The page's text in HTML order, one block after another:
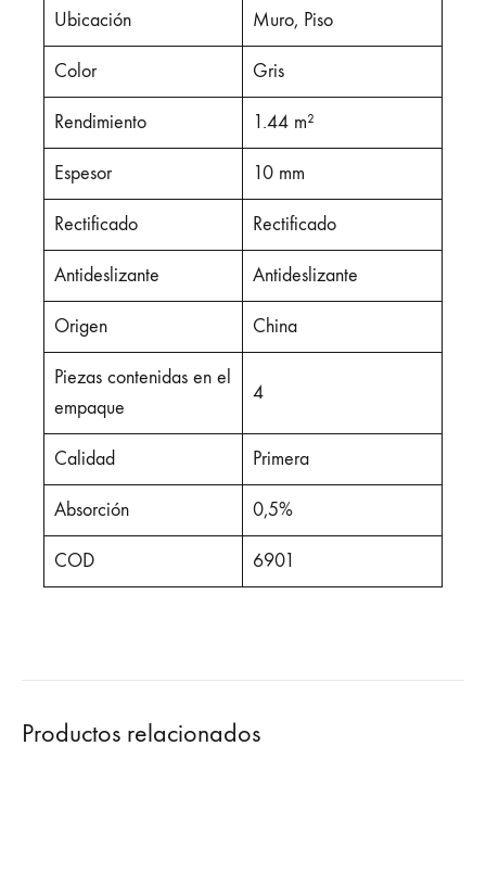
Ubicación Muro, Piso
Color Gris
Rendimiento 1.44 m²
Espesor 10 mm
Rectificado Rectificado
Antideslizante Antideslizante
Origen China
Piezas contenidas en el
empaque
4
Calidad Primera
Absorción 0,5%
COD 6901
Productos relacionados